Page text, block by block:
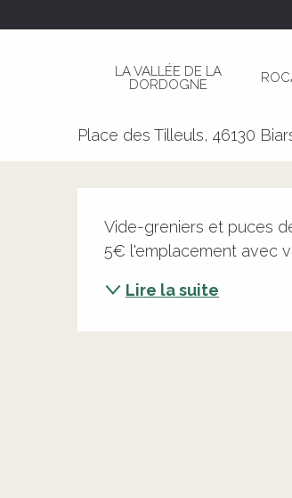
LA VALLÉE DE LA
DORDOGNE
Vide-Greniers et
Place des Tilleuls, 46130
Vide-greniers et puces
5€ l'emplacement avec
Lire la suite